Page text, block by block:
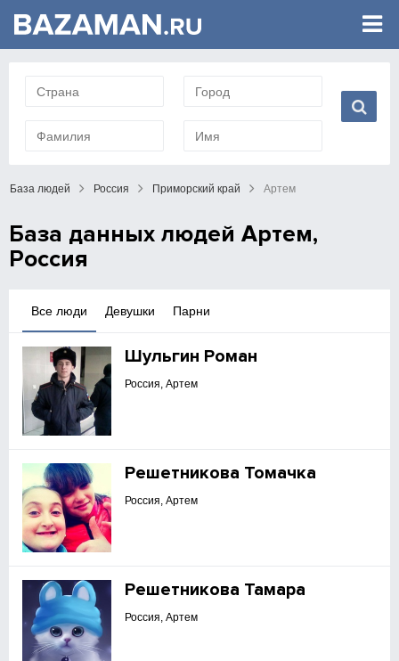
База людей Россия Приморский край Артем
База данных людей Артем,
Россия
Парни
Девушки
Все люди
Шульгин Роман
Россия, Артем
Решетникова Томачка
Россия, Артем
Решетникова Тамара
Россия, Артем